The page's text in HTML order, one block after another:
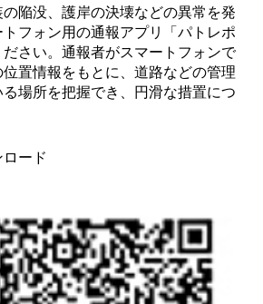
陥没、護岸の決壊などの異常を発
フォン用の通報アプリ「パトレポ
さい。通報者がスマートフォンで
置情報をもとに、道路などの管理
場所を把握でき、円滑な措置につ
ード